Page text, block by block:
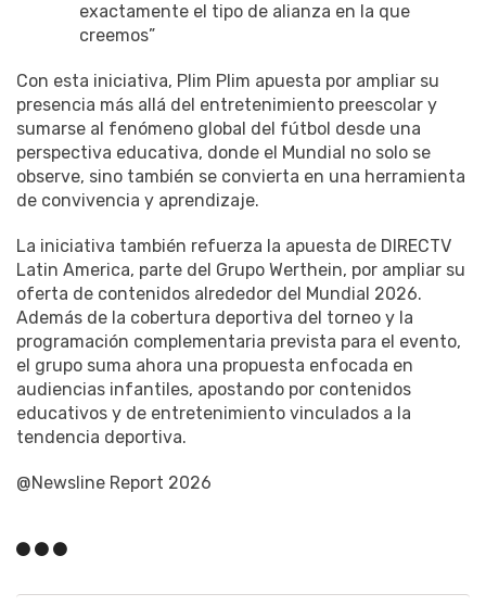
exactamente el tipo de alianza en la que
creemos”
Con esta iniciativa, Plim Plim apuesta por ampliar su
presencia más allá del entretenimiento preescolar y
sumarse al fenómeno global del fútbol desde una
perspectiva educativa, donde el Mundial no solo se
observe, sino también se convierta en una herramienta
de convivencia y aprendizaje.
La iniciativa también refuerza la apuesta de DIRECTV
Latin America, parte del Grupo Werthein, por ampliar su
oferta de contenidos alrededor del Mundial 2026.
Además de la cobertura deportiva del torneo y la
programación complementaria prevista para el evento,
el grupo suma ahora una propuesta enfocada en
audiencias infantiles, apostando por contenidos
educativos y de entretenimiento vinculados a la
tendencia deportiva.
@Newsline Report 2026